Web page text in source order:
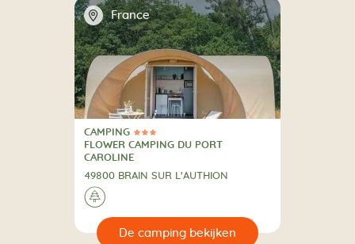
📍 France
3 Sterren
CAMPING
CAMPING
FLOWER CAMPING DU PORT
CAROLINE
49800 BRAIN SUR L'AUTHION
🌲